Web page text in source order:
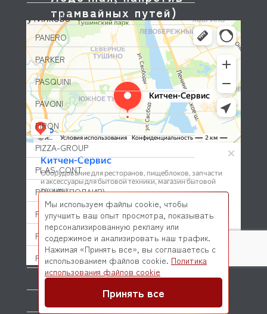
PACOJET
PANERO
PARKER
PASQUINI
PAVONI
PIRON
PIZZA-GROUP
PLAS-CONT
POLAIR (ПОЛАИР)
PONY
POPCAKE
PRATICA
PRIMAX
PRIMUS
трамвайных путей)
© 2026 Kitchen-Service.com Интернет-магазин запчастей
и оборудования профессиональной кухни
Мы используем файлы cookie, чтобы
улучшить ваш опыт просмотра, показывать
персонализированную рекламу или
содержимое и анализировать наш трафик.
Нажимая «Принять все», вы соглашаетесь с
использованием файлов cookie. Политика
использования файлов cookie
Принять все